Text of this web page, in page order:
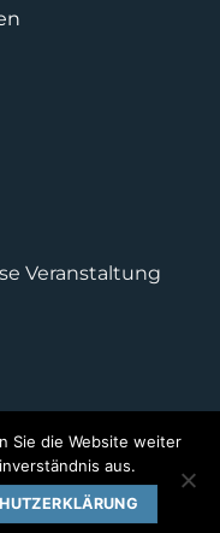
Veranstaltung
KONTAKT
Deilinghofen- Design
Sie die Website weiter
aus.